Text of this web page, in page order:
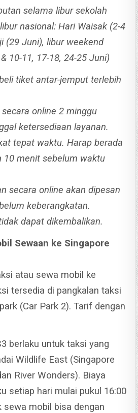
selama libur sekolah
nasional: Hari Waisak (2-4
(29 Juni), libur weekend
10-11, 17-18, 24-25 Juni)
tiket antar-jemput terlebih
online 2 minggu
ketersediaan layanan.
tepat waktu. Harap berada
10 menit sebelum waktu
secara online akan dipesan
keberangkatan.
dapat dikembalikan.
Sewaan ke Singapore
atau sewa mobil ke
tersedia di pangkalan taksi
(Car Park 2). Tarif dengan
berlaku untuk taksi yang
Wildlife East (Singapore
River Wonders). Biaya
setiap hari mulai pukul 16:00
sewa mobil bisa dengan